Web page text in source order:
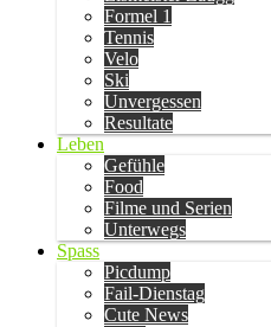
Formel 1
Tennis
Velo
Ski
Unvergessen
Resultate
Leben
Gefühle
Food
Filme und Serien
Unterwegs
Spass
Picdump
Fail-Dienstag
Cute News